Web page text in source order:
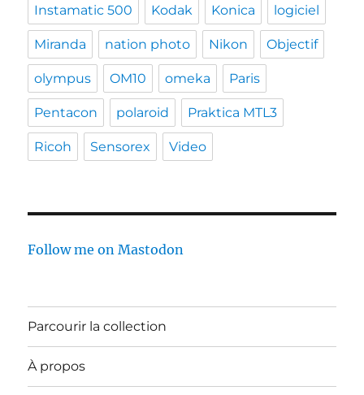
Instamatic 500 Kodak Konica logiciel
Miranda nation photo Nikon Objectif
olympus OM10 omeka Paris
Pentacon polaroid Praktica MTL3
Ricoh Sensorex Video
Follow me on Mastodon
Parcourir la collection
À propos